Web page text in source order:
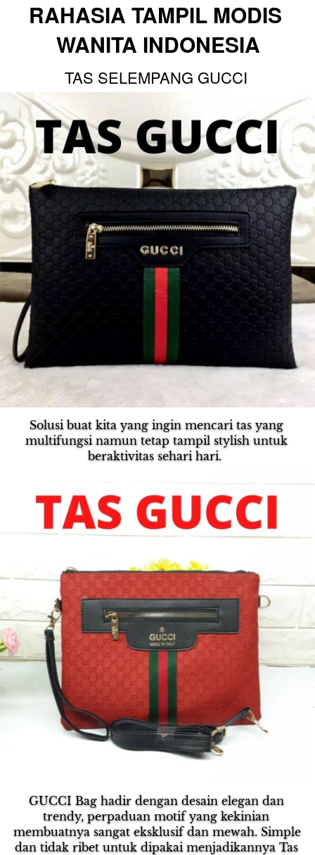
RAHASIA TAMPIL MODIS
WANITA INDONESIA
TAS SELEMPANG GUCCI
Solusi buat kita yang ingin mencari tas yang
multifungsi namun tetap tampil stylish untuk
beraktivitas sehari hari.
GUCCI Bag hadir dengan desain elegan dan
trendy, perpaduan motif yang kekinian
membuatnya sangat eksklusif dan mewah. Simple
dan tidak ribet untuk dipakai menjadikannya Tas